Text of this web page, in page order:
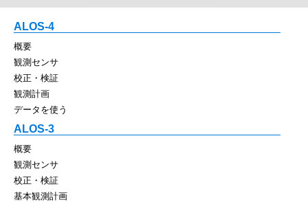
ALOS-4
概要
観測センサ
校正・検証
観測計画
データを使う
ALOS-3
概要
観測センサ
校正・検証
基本観測計画